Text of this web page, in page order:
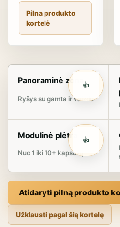
Pilna produkto
kortelė
👍
Panoraminė zona
Ryšys su gamta ir vaizdu
👍
Modulinė plėtra
Nuo 1 iki 10+ kapsulių
Atidaryti pilną produkto
Užklausti pagal šią kortelę